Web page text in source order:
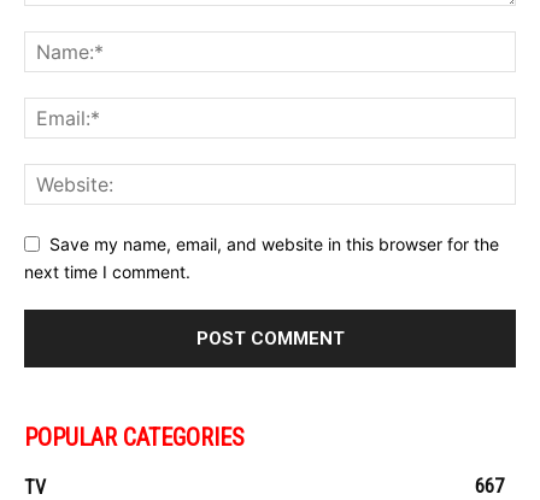
Save my name, email, and website in this browser for the
next time I comment.
POPULAR CATEGORIES
TV
667